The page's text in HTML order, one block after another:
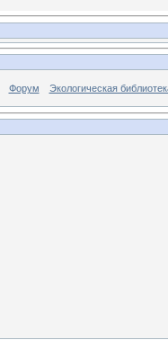
Форум Экологическая